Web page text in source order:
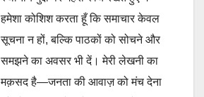
हमेशा कोशिश करता हूँ कि समाचार केवल
सूचना न हों, बल्कि पाठकों को सोचने और
समझने का अवसर भी दें। मेरी लेखनी का
मक़सद है—जनता की आवाज़ को मंच देना